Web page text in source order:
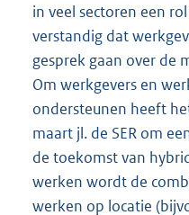
in veel sectoren een
verstandig dat
gesprek gaan over de
Om werkgevers en
ondersteunen heeft
maart jl. de SER om
de toekomst van
werken wordt de
werken op locatie